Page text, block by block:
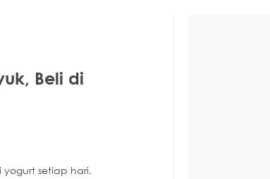
Beli di
setiap hari.